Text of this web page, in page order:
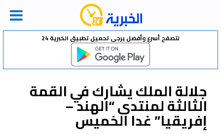
Skip
لتصفح أسرع وأفضل يرجى تحميل تطبيق الخبرية 24
جلالة الملك يشارك في القمة
الثالثة لمنتدى “الهند –
إفريقيا” غدا الخميس